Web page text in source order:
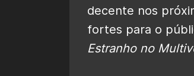
decente nos
fortes para o
Estranho no